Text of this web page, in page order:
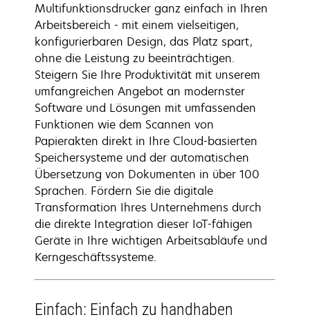
Multifunktionsdrucker ganz einfach in Ihren
Arbeitsbereich - mit einem vielseitigen,
konfigurierbaren Design, das Platz spart,
ohne die Leistung zu beeinträchtigen.
Steigern Sie Ihre Produktivität mit unserem
umfangreichen Angebot an modernster
Software und Lösungen mit umfassenden
Funktionen wie dem Scannen von
Papierakten direkt in Ihre Cloud-basierten
Speichersysteme und der automatischen
Übersetzung von Dokumenten in über 100
Sprachen. Fördern Sie die digitale
Transformation Ihres Unternehmens durch
die direkte Integration dieser IoT-fähigen
Geräte in Ihre wichtigen Arbeitsabläufe und
Kerngeschäftssysteme.
Einfach: Einfach zu handhaben